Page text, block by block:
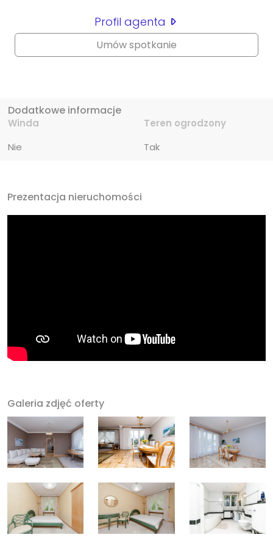
Profil agenta
Umów spotkanie
Dodatkowe informacje
Winda
Nie
Teren ogrodzony
Tak
Prezentacja nieruchomości
Galeria zdjęć oferty